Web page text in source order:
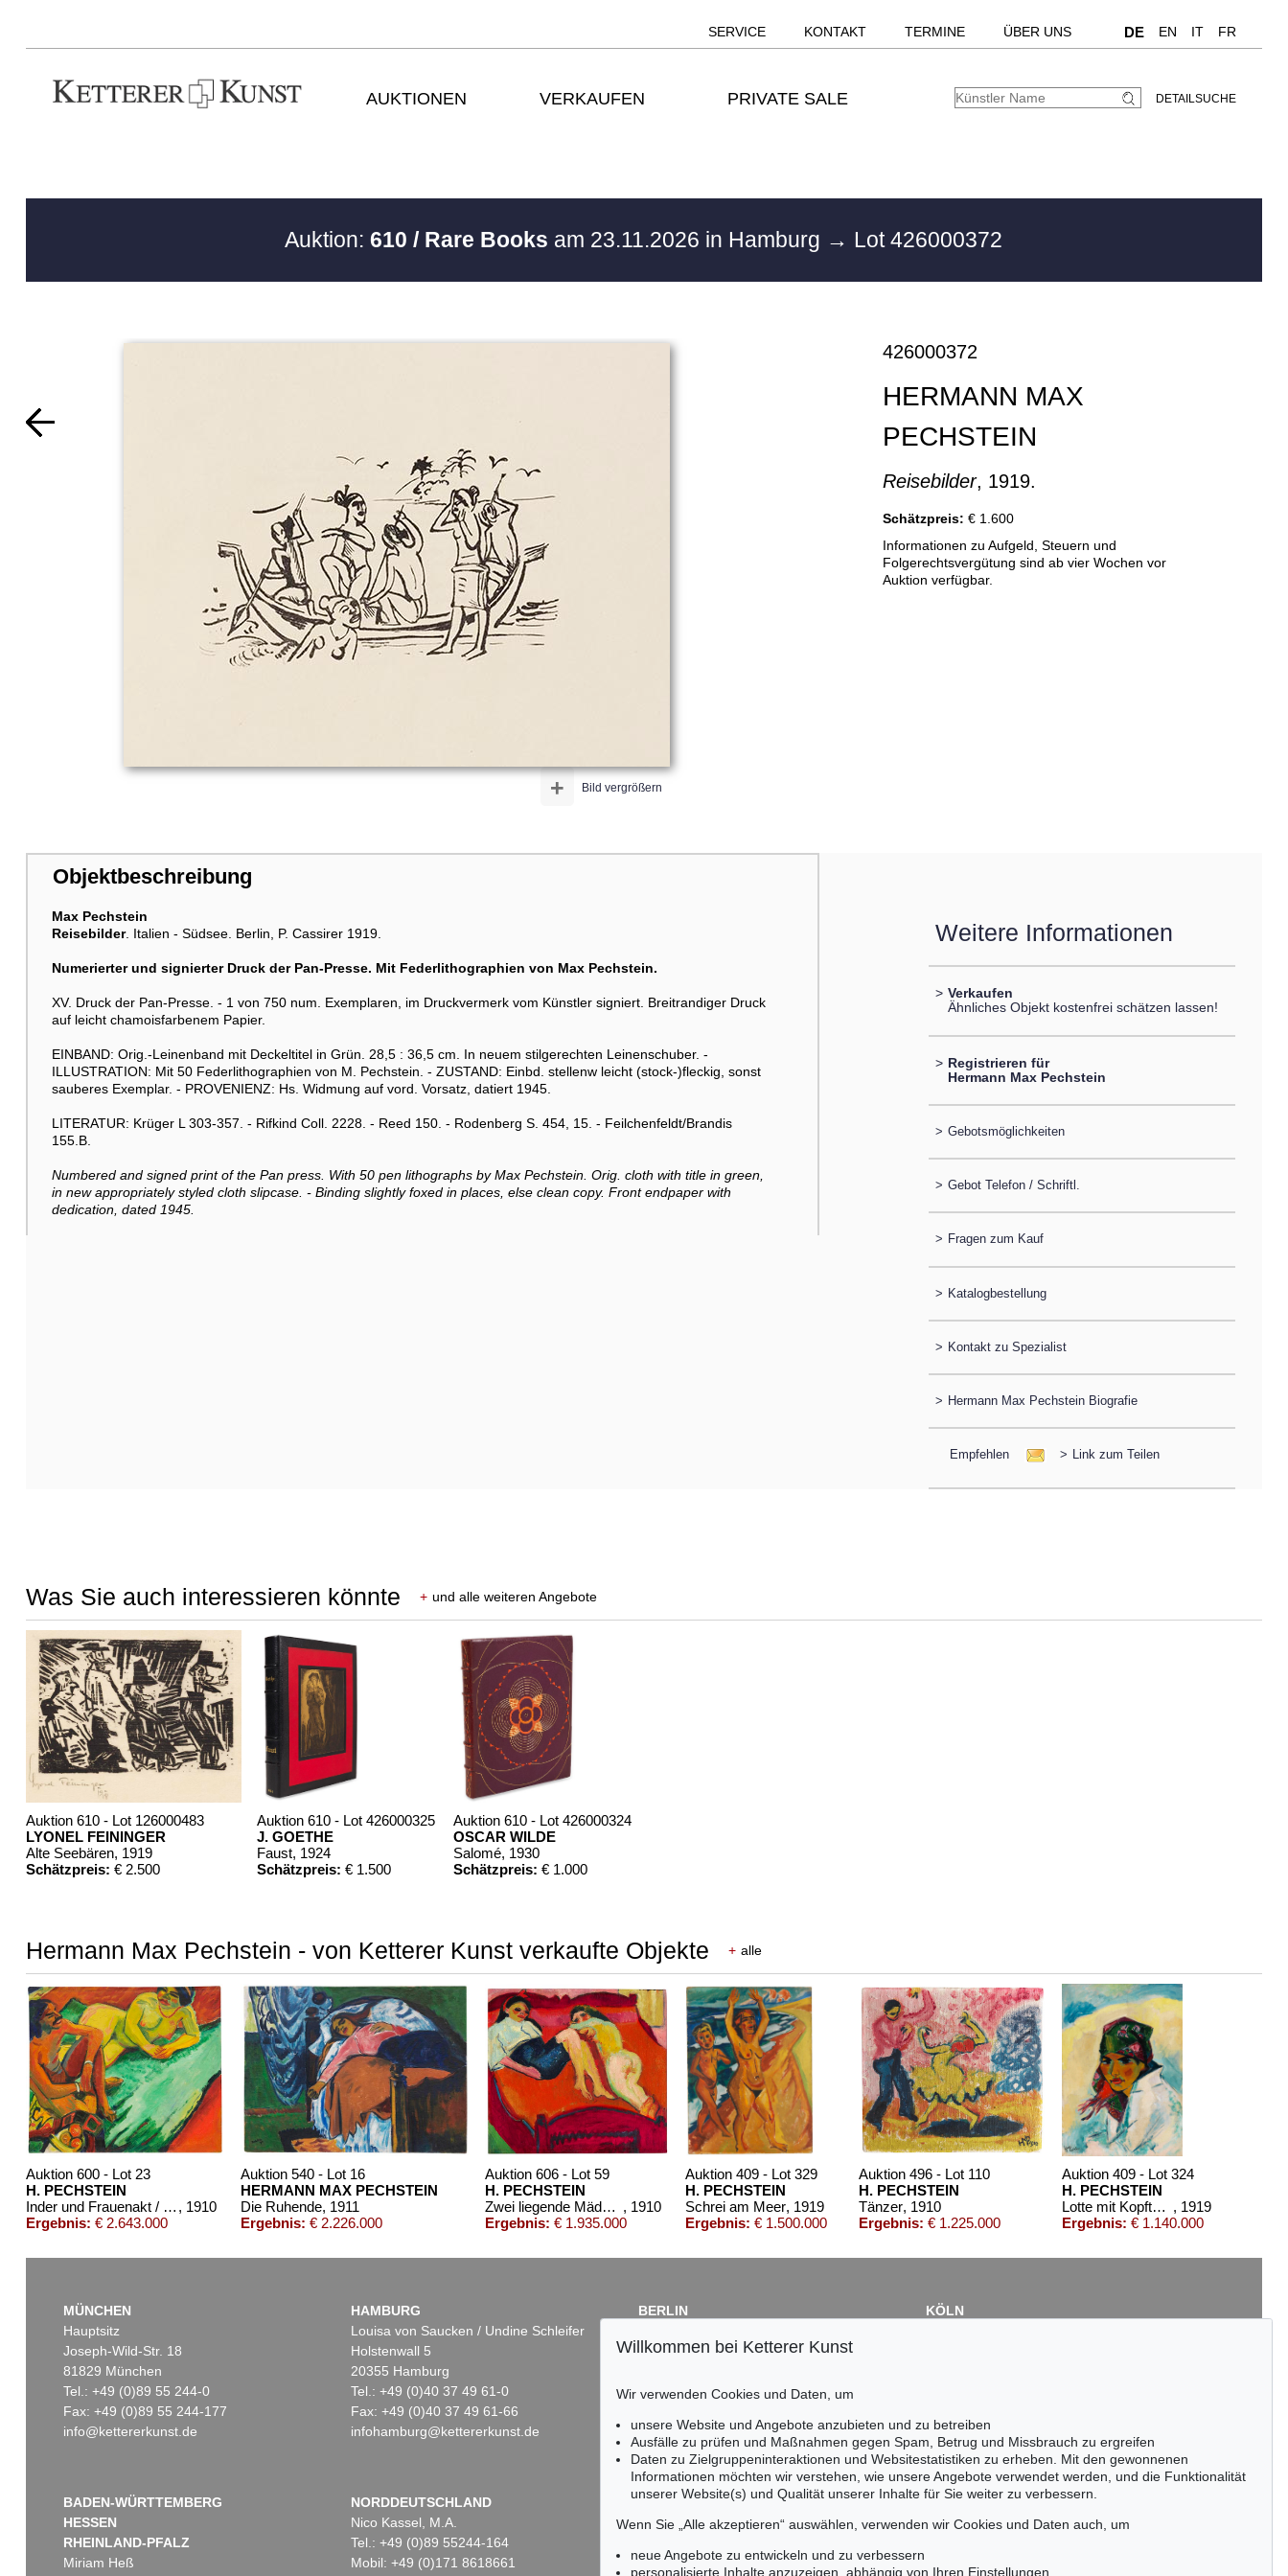
SERVICE KONTAKT TERMINE ÜBER UNS DE EN IT FR
AUKTIONEN VERKAUFEN PRIVATE SALE DETAILSUCHE
Auktion:610 / Rare Books am 23.11.2026 in Hamburg → Lot 426000372
Bild vergrößern
+
426000372
HERMANN MAX
PECHSTEIN
Reisebilder, 1919.
Schätzpreis: € 1.600
Informationen zu Aufgeld, Steuern und
Folgerechtsvergütung sind ab vier Wochen vor
Auktion verfügbar.
Objektbeschreibung
Max Pechstein
Reisebilder. Italien - Südsee. Berlin, P. Cassirer 1919.
Numerierter und signierter Druck der Pan-Presse. Mit Federlithographien von Max Pechstein.
XV. Druck der Pan-Presse. - 1 von 750 num. Exemplaren, im Druckvermerk vom Künstler signiert. Breitrandiger Druck
auf leicht chamoisfarbenem Papier.
EINBAND: Orig.-Leinenband mit Deckeltitel in Grün. 28,5 : 36,5 cm. In neuem stilgerechten Leinenschuber. -
ILLUSTRATION: Mit 50 Federlithographien von M. Pechstein. - ZUSTAND: Einbd. stellenw leicht (stock-)fleckig, sonst
sauberes Exemplar. - PROVENIENZ: Hs. Widmung auf vord. Vorsatz, datiert 1945.
LITERATUR: Krüger L 303-357. - Rifkind Coll. 2228. - Reed 150. - Rodenberg S. 454, 15. - Feilchenfeldt/Brandis
155.B.
Numbered and signed print of the Pan press. With 50 pen lithographs by Max Pechstein. Orig. cloth with title in green,
in new appropriately styled cloth slipcase. - Binding slightly foxed in places, else clean copy. Front endpaper with
dedication, dated 1945.
Weitere Informationen
> Verkaufen
Ähnliches Objekt kostenfrei schätzen lassen!
> Registrieren für
Hermann Max Pechstein
> Gebotsmöglichkeiten
> Gebot Telefon / Schriftl.
> Fragen zum Kauf
> Katalogbestellung
> Kontakt zu Spezialist
> Hermann Max Pechstein Biografie
Empfehlen > Link zum Teilen
Was Sie auch interessieren könnte + und alle weiteren Angebote
Auktion 610 - Lot 126000483
LYONEL FEININGER
Alte Seebären, 1919
Schätzpreis: € 2.500
Auktion 610 - Lot 426000325
J. GOETHE
Faust, 1924
Schätzpreis: € 1.500
Auktion 610 - Lot 426000324
OSCAR WILDE
Salomé, 1930
Schätzpreis: € 1.000
Hermann Max Pechstein - von Ketterer Kunst verkaufte Objekte + alle
Auktion 600 - Lot 23
H. PECHSTEIN
Inder und Frauenakt / Früchte (Rückseite) , 1910
Ergebnis: € 2.643.000
Auktion 540 - Lot 16
HERMANN MAX PECHSTEIN
Die Ruhende, 1911
Ergebnis: € 2.226.000
Auktion 606 - Lot 59
H. PECHSTEIN
Zwei liegende Mädchen , 1910
Ergebnis: € 1.935.000
Auktion 409 - Lot 329
H. PECHSTEIN
Schrei am Meer, 1919
Ergebnis: € 1.500.000
Auktion 496 - Lot 110
H. PECHSTEIN
Tänzer, 1910
Ergebnis: € 1.225.000
Auktion 409 - Lot 324
H. PECHSTEIN
Lotte mit Kopftuch , 1919
Ergebnis: € 1.140.000
Auktion 424 - Lot 221
Auktion 415 - Lot 315
Auktion 424 - Lot 228
H. PECHSTEIN
Im Freien
, 1920
Ergebnis:€ 612.500
Auktion 436 - Lot 266
HERMANN MAX PECHSTEIN
Wintermorgen
, 1952
Ergebnis:€ 537.500
MÜNCHEN
Hauptsitz
Joseph-Wild-Str. 18
81829 München
Tel.: +49 (0)89 55 244-0
Fax: +49 (0)89 55 244-177
info@kettererkunst.de
HAMBURG
Louisa von Saucken / Undine Schleifer
Holstenwall 5
20355 Hamburg
Tel.: +49 (0)40 37 49 61-0
Fax: +49 (0)40 37 49 61-66
infohamburg@kettererkunst.de
BERLIN
Fasanenstr. 70
Tel.: +49 (0)30 88 67 53-63
infoberlin@kettererkunst.de
KÖLN
BADEN-WÜRTTEMBERG
HESSEN
RHEINLAND-PFALZ
Miriam Heß
NORDDEUTSCHLAND
Nico Kassel, M.A.
Tel.: +49 (0)89 55244-164
Mobil: +49 (0)171 8618661
Keine Auktion mehr verpassen!
Wir informieren Sie rechtzeitig.
Willkommen bei Ketterer Kunst
Wir verwenden Cookies und Daten, um
unsere Website und Angebote anzubieten und zu betreiben
Ausfälle zu prüfen und Maßnahmen gegen Spam, Betrug und Missbrauch zu ergreifen
Daten zu Zielgruppeninteraktionen und Websitestatistiken zu erheben. Mit den gewonnenen
Informationen möchten wir verstehen, wie unsere Angebote verwendet werden, und die Funktionalität
unserer Website(s) und Qualität unserer Inhalte für Sie weiter zu verbessern.
Wenn Sie „Alle akzeptieren“ auswählen, verwenden wir Cookies und Daten auch, um
neue Angebote zu entwickeln und zu verbessern
personalisierte Inhalte anzuzeigen, abhängig von Ihren Einstellungen